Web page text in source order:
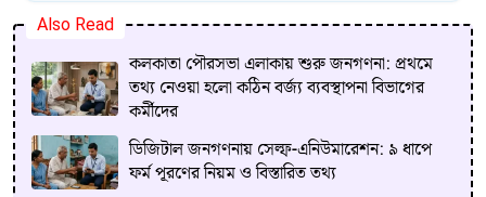
Also Read
কলকাতা পৌরসভা এলাকায় শুরু জনগণনা: প্রথমে
তথ্য নেওয়া হলো কঠিন বর্জ্য ব্যবস্থাপনা বিভাগের
কর্মীদের
ডিজিটাল জনগণনায় সেল্ফ-এনিউমারেশন: ৯ ধাপে
ফর্ম পূরণের নিয়ম ও বিস্তারিত তথ্য